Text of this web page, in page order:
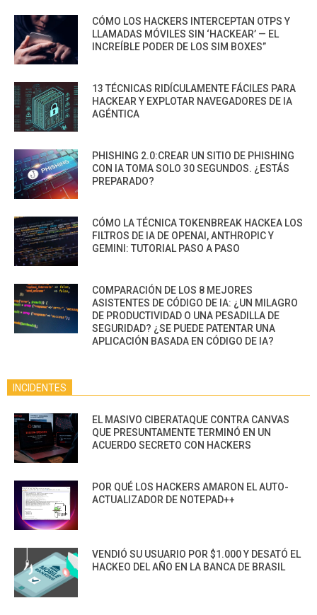
CÓMO LOS HACKERS INTERCEPTAN OTPS Y
LLAMADAS MÓVILES SIN ‘HACKEAR’ — EL
INCREÍBLE PODER DE LOS SIM BOXES”
13 TÉCNICAS RIDÍCULAMENTE FÁCILES PARA
HACKEAR Y EXPLOTAR NAVEGADORES DE IA
AGÉNTICA
PHISHING 2.0:CREAR UN SITIO DE PHISHING
CON IA TOMA SOLO 30 SEGUNDOS. ¿ESTÁS
PREPARADO?
CÓMO LA TÉCNICA TOKENBREAK HACKEA LOS
FILTROS DE IA DE OPENAI, ANTHROPIC Y
GEMINI: TUTORIAL PASO A PASO
COMPARACIÓN DE LOS 8 MEJORES
ASISTENTES DE CÓDIGO DE IA: ¿UN MILAGRO
DE PRODUCTIVIDAD O UNA PESADILLA DE
SEGURIDAD? ¿SE PUEDE PATENTAR UNA
APLICACIÓN BASADA EN CÓDIGO DE IA?
INCIDENTES
EL MASIVO CIBERATAQUE CONTRA CANVAS
QUE PRESUNTAMENTE TERMINÓ EN UN
ACUERDO SECRETO CON HACKERS
POR QUÉ LOS HACKERS AMARON EL AUTO-
ACTUALIZADOR DE NOTEPAD++
VENDIÓ SU USUARIO POR $1.000 Y DESATÓ EL
HACKEO DEL AÑO EN LA BANCA DE BRASIL